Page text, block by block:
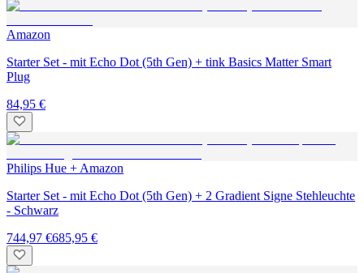
Amazon
Starter Set - mit Echo Dot (5th Gen) + tink Basics Matter Smart
Plug
84,95 €
Philips Hue + Amazon
Starter Set - mit Echo Dot (5th Gen) + 2 Gradient Signe Stehleuchte
- Schwarz
744,97 €685,95 €